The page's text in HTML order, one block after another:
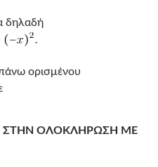
δηλαδή
ορισμένου
ΣΤΗΝ ΟΛΟΚΛΗΡΩΣΗ ΜΕ